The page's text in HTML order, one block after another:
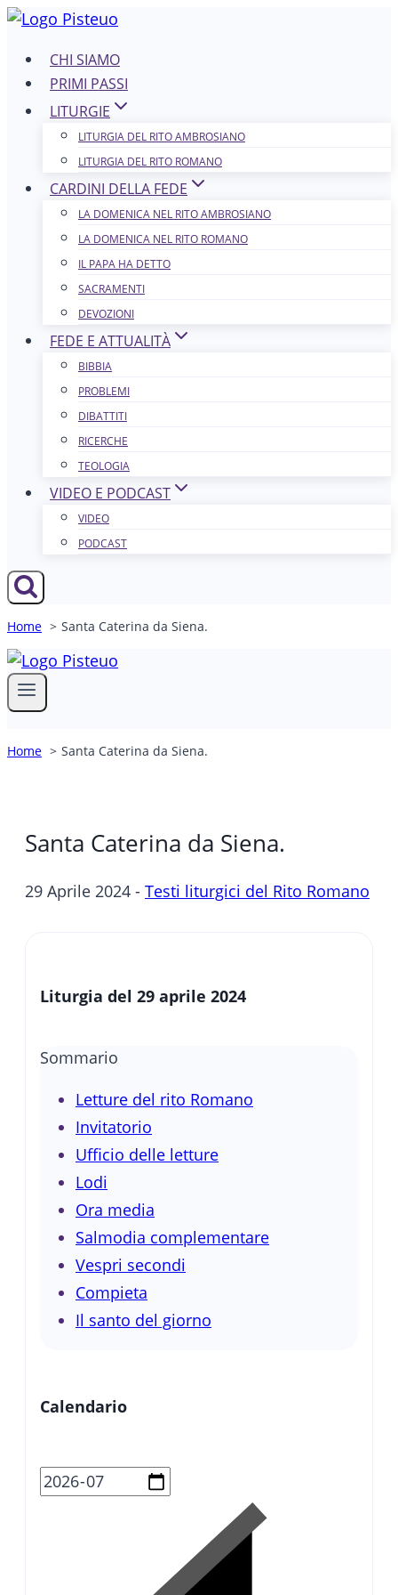
Salta
contenutoCHI SIAMO
PRIMI PASSI
LITURGIE
LITURGIA DEL RITO AMBROSIANO
LITURGIA DEL RITO ROMANO
CARDINI DELLA FEDE
LA DOMENICA NEL R​​​​​​ITO AMBROSIANO
LA DOMENICA NEL RITO ROMANO
IL PAPA HA DETTO
SACRAMENTI
DEVOZIONI
FEDE E ATTUALITÀ
BIBBIA
PROBLEMI
DIBATTITI
RICERCHE
TEOLOGIA
VIDEO E PODCAST
VIDEO
PODCAST
Home Santa Caterina da Siena.
Home Santa Caterina da Siena.
Santa Caterina da Siena.
29 Aprile 2024 - Testi liturgici del Rito Romano
Liturgia del 29 aprile 2024
Sommario
Letture del rito Romano
Invitatorio
Ufficio delle letture
Lodi
Ora media
Salmodia complementare
Vespri secondi
Compieta
Il santo del giorno
Calendario